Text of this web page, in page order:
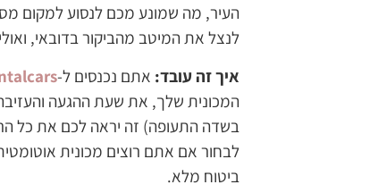
העיר, מה שמונע מכם לנסוע למקום
לנצל את המיטב מהביקור בדובאי,
איך זה עובד: אתם נכנסים ל-
המכונית שלך, את שעת ההגעה
בשדה התעופה) זה יראה לכם את כל
לבחור אם אתם רוצים מכונית
ביטוח מלא.